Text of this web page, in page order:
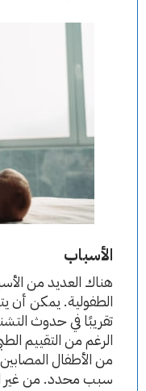
الأسباب
هناك العديد من
الطفولية. يمكن أن
تقريبًا في حدوث
من الأطفال
سبب محدد. من غير